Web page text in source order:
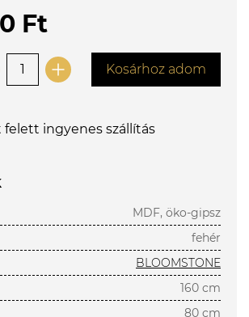
Ft
Kosárhoz adom
felett ingyenes szállítás
MDF, öko-gipsz
fehér
BLOOMSTONE
160 cm
80 cm